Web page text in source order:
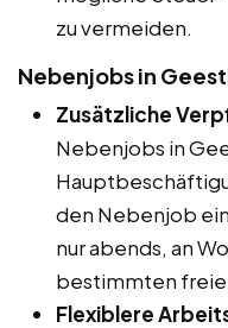
zu vermeiden.
Nebenjobs in
Zusätzliche
Nebenjobs in
den Nebenjob
nur abends, an
bestimmten
Flexiblere